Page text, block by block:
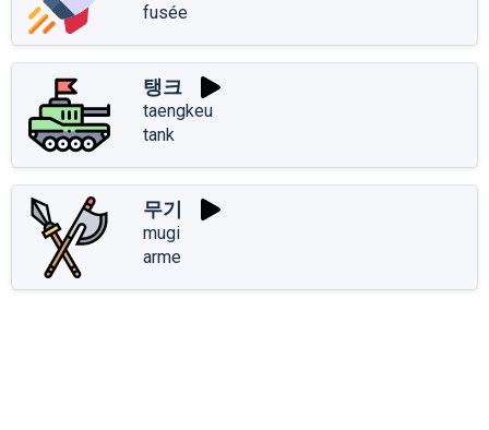
fusée
탱크
taengkeu
tank
무기
mugi
arme